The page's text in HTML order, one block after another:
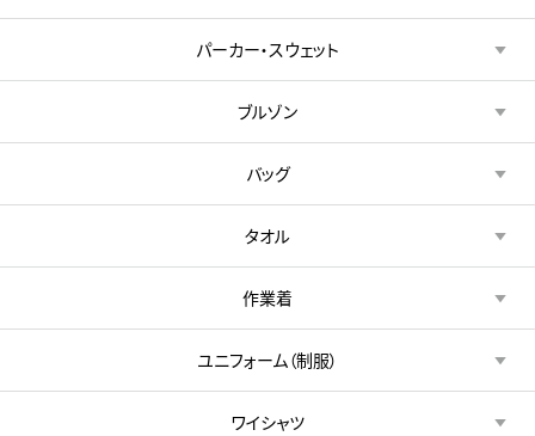
パーカー・スウェット
ブルゾン
バッグ
タオル
作業着
ユニフォーム（制服）
ワイシャツ